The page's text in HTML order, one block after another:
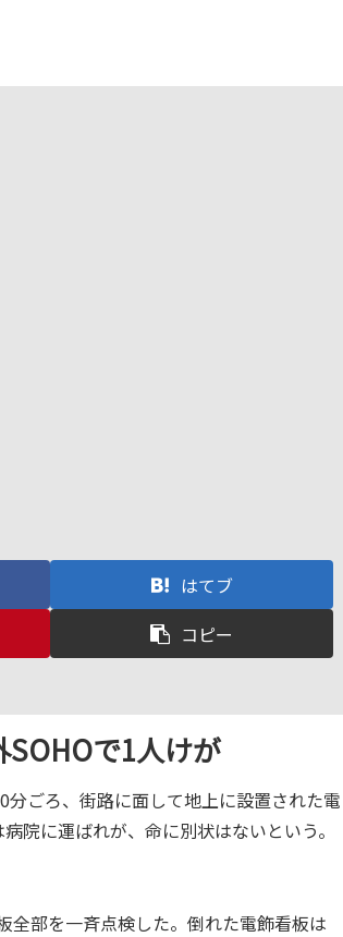
はてブ
コピー
で1人けが
ごろ、街路に面して地上に設置された電
院に運ばれが、命に別状はないという。
部を一斉点検した。倒れた電飾看板は